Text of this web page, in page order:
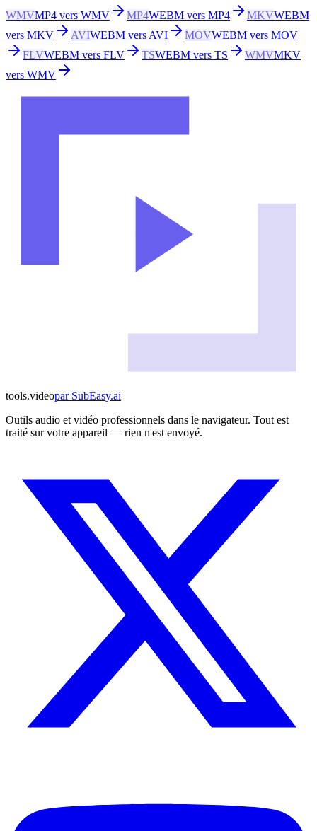
WMVMP4 vers WMV MP4WEBM vers MP4 MKVWEBM
vers MKV
AVIWEBM vers AVI MOVWEBM vers MOV
FLVWEBM vers FLV TSWEBM vers TS WMVMKV
vers WMV
tools.videoparSubEasy.ai
Outils audio et vidéo professionnels dans le navigateur. Tout est
traité sur votre appareil — rien n'est envoyé.